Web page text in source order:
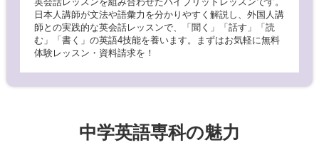
日本人講師が文法や語彙力を分かりやすく解説し、外国人講
師との実践的な英会話レッスンで、「聞く」「話す」「読
む」「書く」の英語4技能を養います。まずはお気軽に無料
体験レッスン・資料請求を！
中学英語専科の魅力